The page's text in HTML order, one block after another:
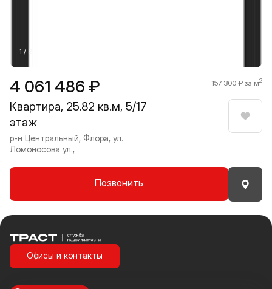
4 061 486 ₽ 157 300 ₽ за м2
Квартира, 25.82 кв.м, 5/17
этаж
р-н Центральный, Флора, ул.
Ломоносова ул.,
Позвонить
1 / 8
Траст | Служба недвижимости
Офисы и контакты